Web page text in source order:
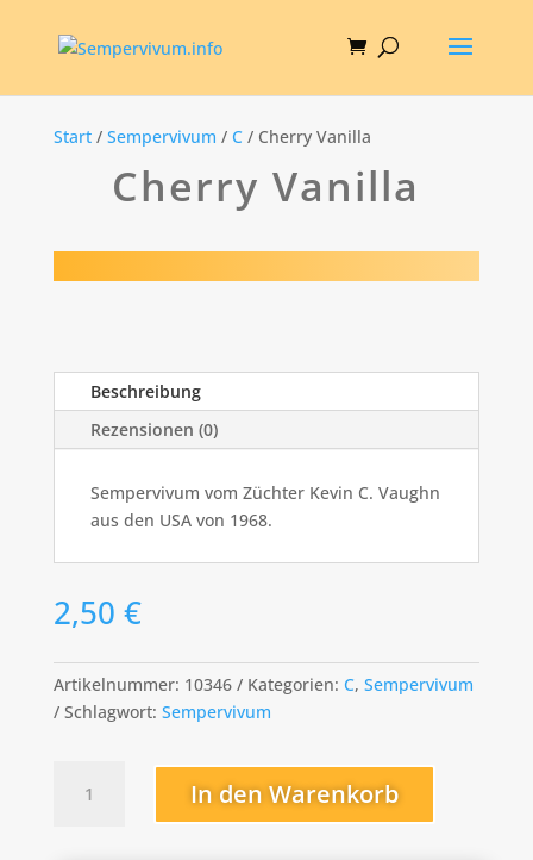
Start/ Sempervivum / C/ Cherry Vanilla
Cherry Vanilla
Beschreibung
Rezensionen (0)
Sempervivum vom Züchter Kevin C. Vaughn
aus den USA von 1968.
2,50 €
Artikelnummer: 10346 Kategorien: C, Sempervivum
Schlagwort: Sempervivum
Vanilla
In den Warenkorb